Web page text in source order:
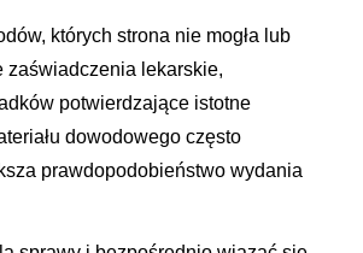
których strona nie mogła lub
zaświadczenia lekarskie,
potwierdzające istotne
dowodowego często
prawdopodobieństwo wydania